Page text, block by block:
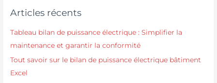
Articles récents
Tableau bilan de puissance électrique : Simplifier la
maintenance et garantir la conformité
Tout savoir sur le bilan de puissance électrique bâtiment
Excel